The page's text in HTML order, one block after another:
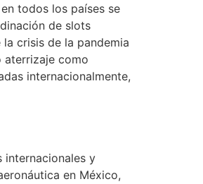
todos los países se
de slots
crisis de la pandemia
aterrizaje como
internacionalmente,
internacionales y
en México,